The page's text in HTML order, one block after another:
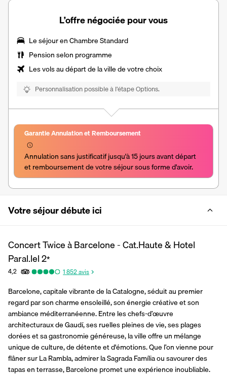
L’offre négociée pour vous
Le séjour en Chambre Standard
Pension selon programme
Les vols au départ de la ville de votre choix
Personnalisation possible à l’étape Options.
Garantie Annulation et Remboursement
Annulation sans justificatif jusqu'à 15 jours avant départ
et remboursement de votre séjour sous forme d'avoir.
Votre séjour débute ici
Concert Twice à Barcelone - Cat.Haute & Hotel
Paral.lel2*
4,2 1 852avis
Barcelone, capitale vibrante de la Catalogne, séduit au premier
regard par son charme ensoleillé, son énergie créative et son
ambiance méditerranéenne. Entre les chefs-d’œuvre
architecturaux de Gaudí, ses ruelles pleines de vie, ses plages
dorées et sa gastronomie généreuse, la ville offre un mélange
unique de culture, de détente et d'émotions. Que l’on vienne pour
flâner sur La Rambla, admirer la Sagrada Família ou savourer des
tapas en terrasse, Barcelone promet une expérience inoubliable.